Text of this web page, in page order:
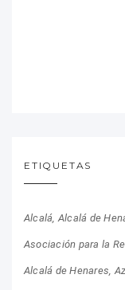
ETIQUETAS
Alcalá Alcalá de
Asociación para la
Alcalá de Henares